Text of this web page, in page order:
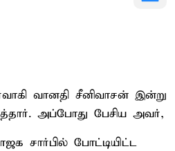
வானதி சீனிவாசன் இன்று
அப்போது பேசிய அவர்,
சார்பில் போட்டியிட்ட